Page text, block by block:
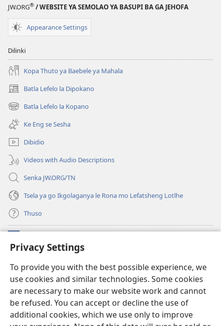
Privacy Settings
To provide you with the best possible experience, we
use cookies and similar technologies. Some cookies
are necessary to make our website work and cannot
be refused. You can accept or decline the use of
additional cookies, which we use only to improve
ka
Pogo
JW.ORG® / WEBSITE YA SEMOLAO YA BASUPI BA GA JEHOFA
Appearance Settings
Dilinki
Kopa Thuto ya Baebele ya Mahala
Batla Lefelo la Dipokano
(e
bula
tsebe
nngwe)
Batla Lefelo la Kopano
(e
bula
tsebe
e
nngwe)
Ke Eng se Sesha
Dibidio
Videos with Audio Descriptions
Senka JW.ORG/TN
Tsela ya go Ikgolaganya le Rona mo Lefatsheng Lotlhe
Thuso
(e
bula
nngwe)
LAEBORARI YA MO INTERNET
(e
bula
tsebe
e
nngwe)
JW Hub
(e
bula
tsebe
e
App ya JW Library